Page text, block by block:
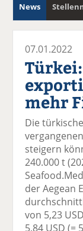
News
07.01.2022
mehr
Die
steigern
240.000 t
der Aegean
von 5,23
5,84 USD (=